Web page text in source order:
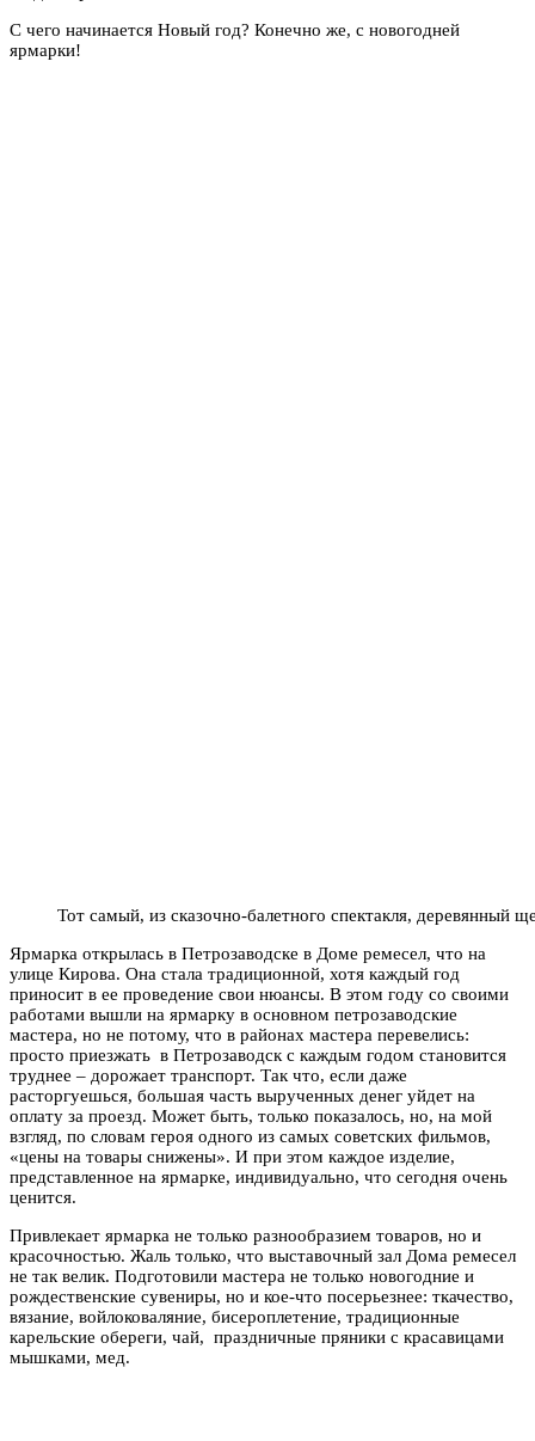
С чего начинается Новый год? Конечно же, с новогодней
ярмарки!
Тот самый, из сказочно-балетного спектакля, деревянный
Ярмарка открылась в Петрозаводске в Доме ремесел, что на
улице Кирова. Она стала традиционной, хотя каждый год
приносит в ее проведение свои нюансы. В этом году со своими
работами вышли на ярмарку в основном петрозаводские
мастера, но не потому, что в районах мастера перевелись:
просто приезжать в Петрозаводск с каждым годом становится
труднее – дорожает транспорт. Так что, если даже
расторгуешься, большая часть вырученных денег уйдет на
оплату за проезд. Может быть, только показалось, но, на мой
взгляд, по словам героя одного из самых советских фильмов,
«цены на товары снижены». И при этом каждое изделие,
представленное на ярмарке, индивидуально, что сегодня очень
ценится.
Привлекает ярмарка не только разнообразием товаров, но и
красочностью. Жаль только, что выставочный зал Дома ремесел
не так велик. Подготовили мастера не только новогодние и
рождественские сувениры, но и кое-что посерьезнее: ткачество,
вязание, войлоковаляние, бисероплетение, традиционные
карельские обереги, чай, праздничные пряники с красавицами
мышками, мед.